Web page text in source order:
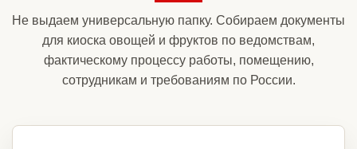
Не выдаем универсальную папку. Собираем документы
для киоска овощей и фруктов по ведомствам,
фактическому процессу работы, помещению,
сотрудникам и требованиям по России.